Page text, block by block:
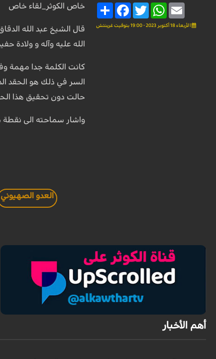
Share
FacebookTwitter
WhatsAppEmail
الأربعاء 18 أكتوبر 2023 - 19:00 بتوقيت غرينتش
خاص الكوثر_لقاء خاص
قال الشيخ عبد الله
الله عليه وآله و ولادة
كانت الكلمة جدا مهمة
السر في ذلك هو الحقد
حالت دون تحقيق هذا
واشار سماحته الى نقطة
العدو الصهيوني
أهم الأخبار